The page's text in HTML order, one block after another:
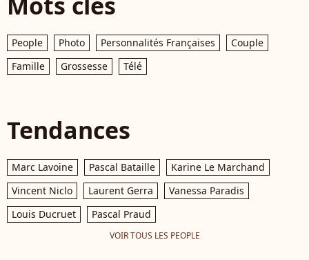
People Photo Personnalités Françaises
Couple
Famille
Grossesse Télé
Tendances
Marc Lavoine Pascal Bataille
Karine Le Marchand
Vincent Niclo
Laurent Gerra
Vanessa Paradis
Louis Ducruet
Pascal Praud
VOIR TOUS LES PEOPLE